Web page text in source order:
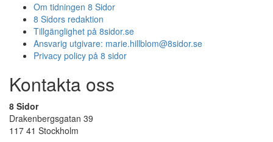
Om tidningen 8 Sidor
8 Sidors redaktion
Tillgänglighet på 8sidor.se
Ansvarig utgivare: marie.hillblom@8sidor.se
Privacy policy på 8 sidor
Kontakta oss
8 Sidor
Drakenbergsgatan 39
117 41 Stockholm